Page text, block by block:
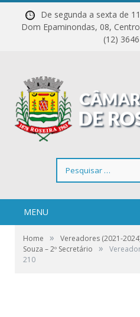
De segunda a sexta
Dom Epaminondas, 08,
(12)
por:
MENU
Home » Vereadores (2021-
Souza – 2º Secretário
»
210